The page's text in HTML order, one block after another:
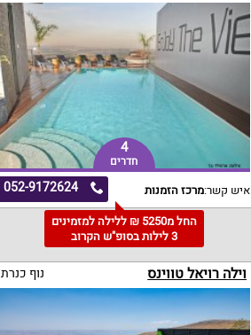
4
חדרים
052-9172624 איש קשר:מרכז הזמנות
החל מ5250 ₪ ללילה למזמינים
3 לילות בסופ"ש הקרוב
וילה רויאל טווינס נוף כנרת